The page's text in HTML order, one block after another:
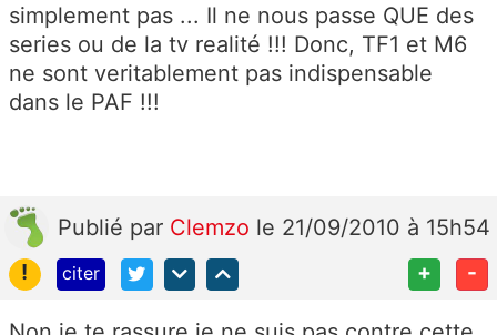
simplement pas ... Il ne nous passe QUE des
series ou de la tv realité !!! Donc, TF1 et M6
ne sont veritablement pas indispensable
dans le PAF !!!
Publié par Clemzo le 21/09/2010 à 15h54
!
citer + -